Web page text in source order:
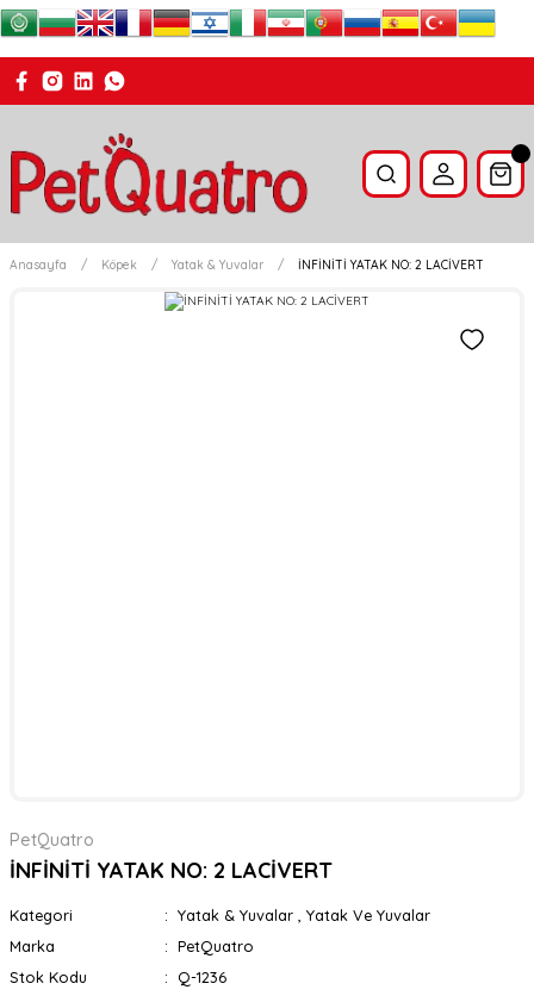
Anasayfa Köpek Yatak & Yuvalar İNFİNİTİ YATAK NO: 2 LACİVERT
PetQuatro
İNFİNİTİ YATAK NO: 2 LACİVERT
Kategori Yatak & Yuvalar
Yatak Ve Yuvalar
Marka
PetQuatro
Stok Kodu
Q-1236